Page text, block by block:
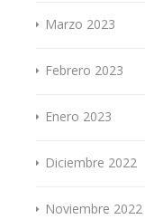
Marzo 2023
Febrero 2023
Enero 2023
Diciembre 2022
Noviembre 2022